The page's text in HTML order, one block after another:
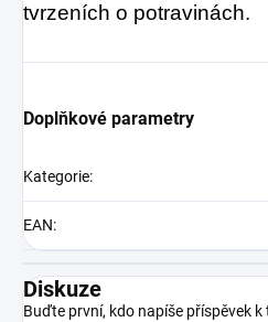
tvrzeních o potravinách.
Doplňkové parametry
Kategorie:
EAN:
Diskuze
Buďte první, kdo napíše příspěvek k